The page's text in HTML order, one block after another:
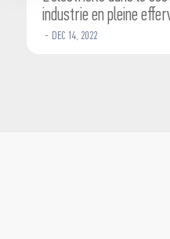
industrie en pleine
- DEC 14, 2022